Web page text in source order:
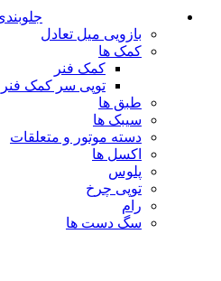
بازویی میل تعادل
کمک ها
کمک فنر
توپی سر کمک فنر
طبق ها
سیبک ها
دسته موتور و متعلقات
اکسل ها
پلوس
توپی چرخ
رام
سگ دست ها